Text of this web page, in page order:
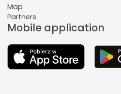
Map
Partners
Mobile application